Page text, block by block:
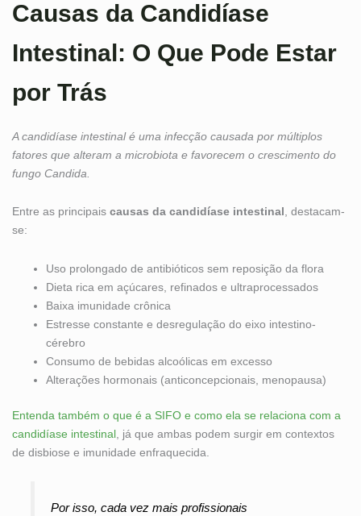
Causas da Candidíase
Intestinal: O Que Pode Estar
por Trás
A candidíase intestinal é uma infecção causada por múltiplos
fatores que alteram a microbiota e favorecem o crescimento do
fungo Candida.
Entre as principais causas da candidíase intestinal , destacam-
se:
Uso prolongado de antibióticos sem reposição da flora
Dieta rica em açúcares, refinados e ultraprocessados
Baixa imunidade crônica
Estresse constante e desregulação do eixo intestino-
cérebro
Consumo de bebidas alcoólicas em excesso
Alterações hormonais (anticoncepcionais, menopausa)
Entenda também o que é a SIFO e como ela se relaciona com a
candidíase intestinal , já que ambas podem surgir em contextos
de disbiose e imunidade enfraquecida.
Por isso, cada vez mais profissionais